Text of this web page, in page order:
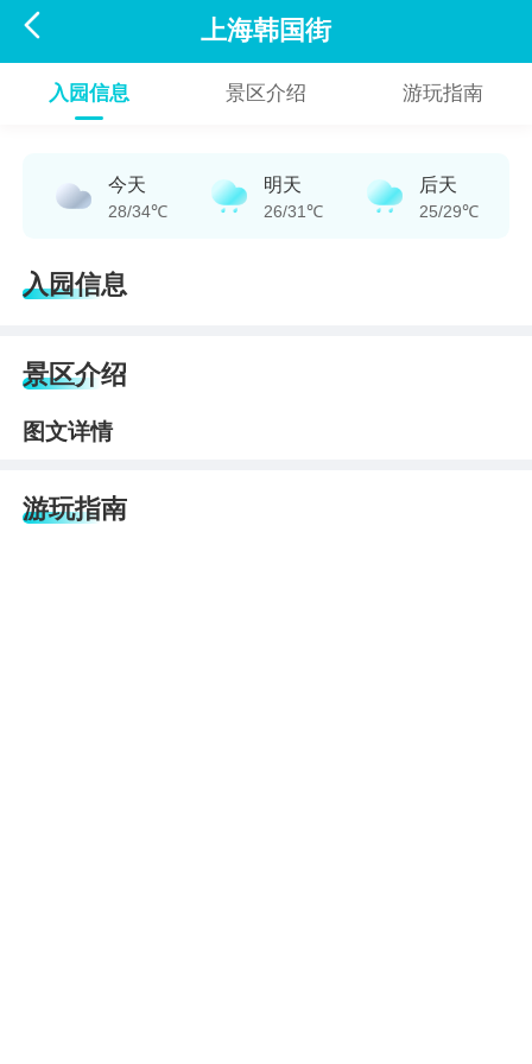
 上海韩国街
入园信息 景区介绍 游玩指南
今天
28/34℃
明天
26/31℃
后天
25/29℃
入园信息
景区介绍
图文详情
游玩指南